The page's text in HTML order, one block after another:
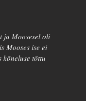
ja Moosesel oli
Mooses ise ei
kõneluse tõttu